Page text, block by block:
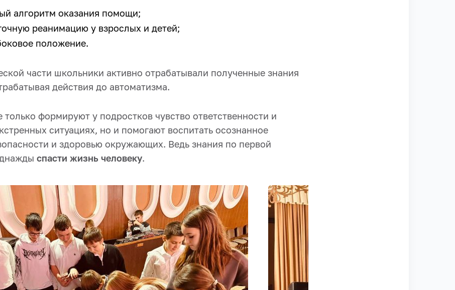
алгоритм оказания помощи;
реанимацию у взрослых и детей;
положение.
части школьники активно отрабатывали полученные знания
действия до автоматизма.
только формируют у подростков чувство ответственности и
ситуациях, но и помогают воспитать осознанное
и здоровью окружающих. Ведь знания по первой
спасти жизнь человеку.